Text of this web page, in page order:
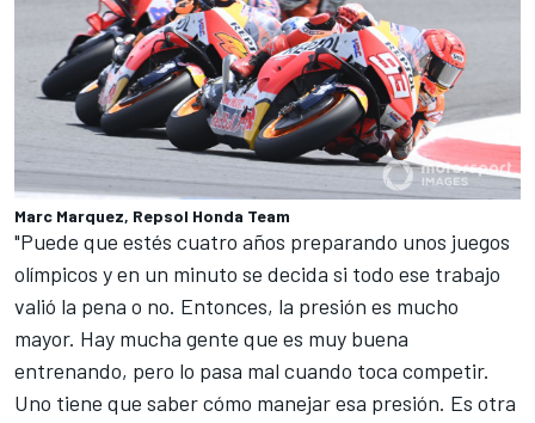
Marc Marquez, Repsol Honda Team
"Puede que estés cuatro años preparando unos juegos
olímpicos y en un minuto se decida si todo ese trabajo
valió la pena o no. Entonces, la presión es mucho
mayor. Hay mucha gente que es muy buena
entrenando, pero lo pasa mal cuando toca competir.
Uno tiene que saber cómo manejar esa presión. Es otra